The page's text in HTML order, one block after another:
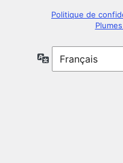
Politique de
Langue